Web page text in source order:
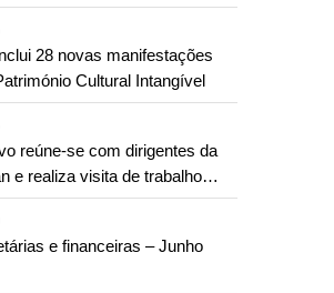
de Macau e Hengqin
28 novas manifestações
Cultural Intangível
reúne-se com dirigentes da
e realiza visita de trabalho
e financeiras – Junho